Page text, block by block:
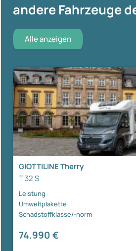
andere Fahrzeuge
Alle anzeigen
GIOTTILINE Therry
T 32 S
Leistung
Umweltplakette
Schadstoffklasse/-norm
74.990 €